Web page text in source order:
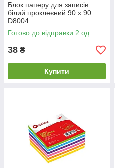
Блок паперу для записів
білий проклеєний 90 х 90
D8004
Готово до відправки 2 од.
38 ₴
Купити